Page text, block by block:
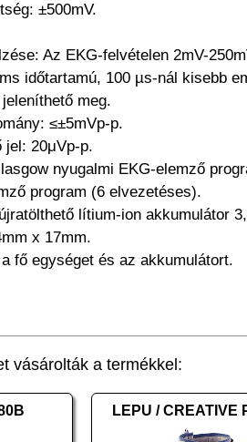
±500mV.
Az EKG-felvételen 2mV-
időtartamú, 100 µs-nál kisebb
meg.
≤±5mVp-p.
jel: 20μVp-p.
nyugalmi EKG-elemző
program (6 elvezetéses).
lítium-ion akkumulátor
x 17mm.
fő egységet és az akkumulátort.
vásárolták a termékkel:
LEPU / CREATIVE